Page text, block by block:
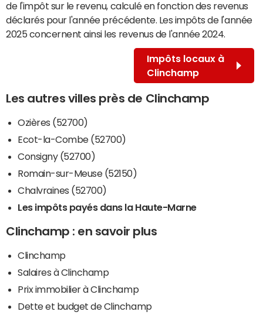
de l'impôt sur le revenu, calculé en fonction des revenus
déclarés pour l'année précédente. Les impôts de l'année
2025 concernent ainsi les revenus de l'année 2024.
Impôts locaux à
Clinchamp
Les autres villes près de Clinchamp
Ozières (52700)
Ecot-la-Combe (52700)
Consigny (52700)
Romain-sur-Meuse (52150)
Chalvraines (52700)
Les impôts payés dans la Haute-Marne
Clinchamp : en savoir plus
Clinchamp
Salaires à Clinchamp
Prix immobilier à Clinchamp
Dette et budget de Clinchamp